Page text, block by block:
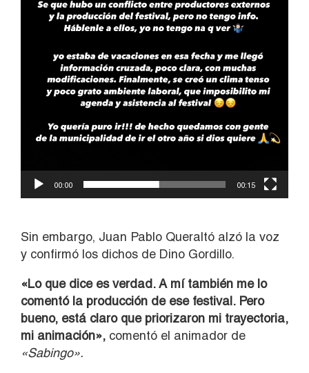
00:00 00:15
Sin embargo, Juan Pablo Queraltó alzó la voz
y confirmó los dichos de Dino Gordillo.
«Lo que dice es verdad. A mí también me lo
comentó la producción de ese festival. Pero
bueno, está claro que priorizaron mi trayectoria,
mi animación», comentó el animador de
«Sabingo».